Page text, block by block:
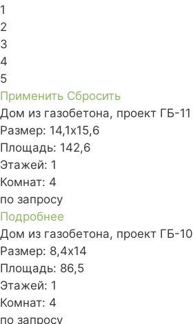
1
2
3
4
5
Применить Сбросить
Дом из газобетона, проект ГБ-11
Размер: 14,1х15,6
Площадь: 142,6
Этажей: 1
Комнат: 4
по запросу
Подробнее
Дом из газобетона, проект ГБ-10
Размер: 8,4х14
Площадь: 86,5
Этажей: 1
Комнат: 4
по запросу